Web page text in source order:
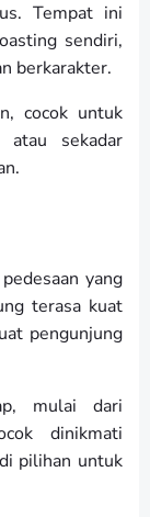
Tempat ini
sendiri,
berkarakter.
cocok untuk
atau sekadar
yang
terasa kuat
pengunjung
mulai dari
dinikmati
pilihan untuk